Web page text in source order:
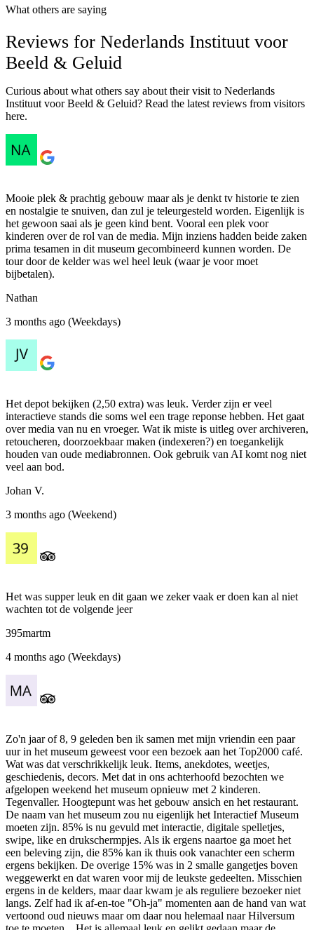
What others are saying
Reviews for Nederlands Instituut voor
Beeld & Geluid
Curious about what others say about their visit to Nederlands
Instituut voor Beeld & Geluid? Read the latest reviews from visitors
here.
Mooie plek & prachtig gebouw maar als je denkt tv historie te zien
en nostalgie te snuiven, dan zul je teleurgesteld worden. Eigenlijk is
het gewoon saai als je geen kind bent. Vooral een plek voor
kinderen over de rol van de media. Mijn inziens hadden beide zaken
prima tesamen in dit museum gecombineerd kunnen worden. De
tour door de kelder was wel heel leuk (waar je voor moet
bijbetalen).
Nathan
3 months ago (Weekdays)
Het depot bekijken (2,50 extra) was leuk. Verder zijn er veel
interactieve stands die soms wel een trage reponse hebben. Het gaat
over media van nu en vroeger. Wat ik miste is uitleg over archiveren,
retoucheren, doorzoekbaar maken (indexeren?) en toegankelijk
houden van oude mediabronnen. Ook gebruik van AI komt nog niet
veel aan bod.
Johan V.
3 months ago (Weekend)
Het was supper leuk en dit gaan we zeker vaak er doen kan al niet
wachten tot de volgende jeer
395martm
4 months ago (Weekdays)
Zo'n jaar of 8, 9 geleden ben ik samen met mijn vriendin een paar
uur in het museum geweest voor een bezoek aan het Top2000 café.
Wat was dat verschrikkelijk leuk. Items, anekdotes, weetjes,
geschiedenis, decors. Met dat in ons achterhoofd bezochten we
afgelopen weekend het museum opnieuw met 2 kinderen.
Tegenvaller. Hoogtepunt was het gebouw ansich en het restaurant.
De naam van het museum zou nu eigenlijk het Interactief Museum
moeten zijn. 85% is nu gevuld met interactie, digitale spelletjes,
swipe, like en drukschermpjes. Als ik ergens naartoe ga moet het
een beleving zijn, die 85% kan ik thuis ook vanachter een scherm
ergens bekijken. De overige 15% was in 2 smalle gangetjes boven
weggewerkt en dat waren voor mij de leukste gedeelten. Misschien
ergens in de kelders, maar daar kwam je als reguliere bezoeker niet
langs. Zelf had ik af-en-toe "Oh-ja" momenten aan de hand van wat
vertoond oud nieuws maar om daar nou helemaal naar Hilversum